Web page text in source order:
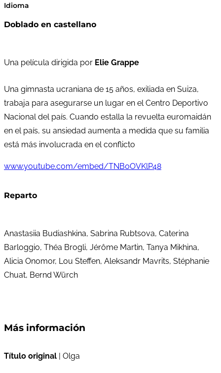
Idioma
Doblado en castellano
Una película dirigida por Elie Grappe
Una gimnasta ucraniana de 15 años, exiliada en Suiza,
trabaja para asegurarse un lugar en el Centro Deportivo
Nacional del país. Cuando estalla la revuelta euromaidán
en el país, su ansiedad aumenta a medida que su familia
está más involucrada en el conflicto
www.youtube.com/embed/TNB0OVKlP48
Reparto
Anastasiia Budiashkina, Sabrina Rubtsova, Caterina
Barloggio, Théa Brogli, Jérôme Martin, Tanya Mikhina,
Alicia Onomor, Lou Steffen, Aleksandr Mavrits, Stéphanie
Chuat, Bernd Würch
Más información
Título original | Olga